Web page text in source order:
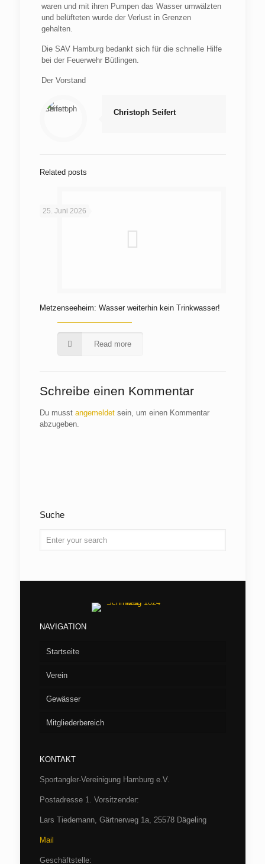
waren und mit ihren Pumpen das Wasser umwälzten
und belüfteten wurde der Verlust in Grenzen
gehalten.
Die SAVHamburg bedankt sich für die schnelle Hilfe
bei der Feuerwehr Bütlingen.
Der Vorstand
Christoph Seifert
Related posts
25. Juni 2026
Metzenseeheim: Wasser weiterhin kein Trinkwasser!
Read more
Schreibe einen Kommentar
Du musst angemeldetsein, um einen Kommentar
abzugeben.
Suche
NAVIGATION
Startseite
Verein
Vorstand
Aufnahme
Fischereibestimmungen und Gewässerordnung
Gewässer
Seen
Drüsensee
Trave bei Herrenmühle
Schleswig-Holstein
Mitgliederbereich
Protokolle
SAV-Termine 2026
KONTAKT
Sportangler-Vereinigung Hamburg e.V.
Postadresse 1. Vorsitzender:
Lars Tiedemann, Gärtnerweg 1a, 25578 Dägeling
Mail
Geschäftstelle: